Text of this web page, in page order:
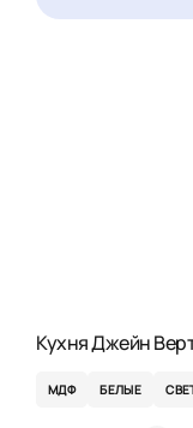
Кухня Джейн
МДФ БЕЛЫЕ